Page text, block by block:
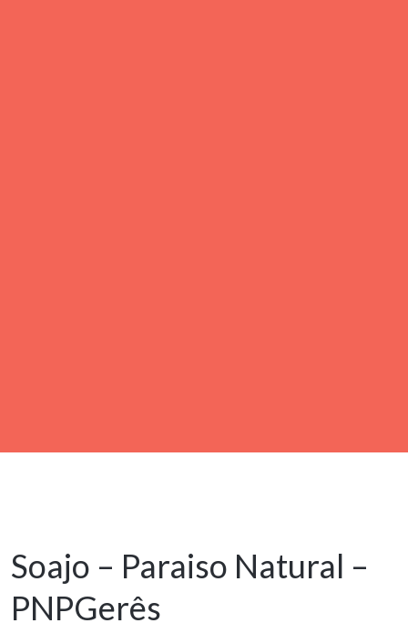
Soajo – Paraiso Natural –
PNPGerês